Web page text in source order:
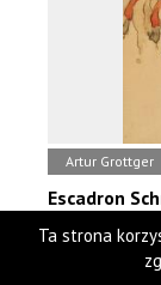
Artur Grottger
Escadron
Kolekcja Sztuki
Ta strona